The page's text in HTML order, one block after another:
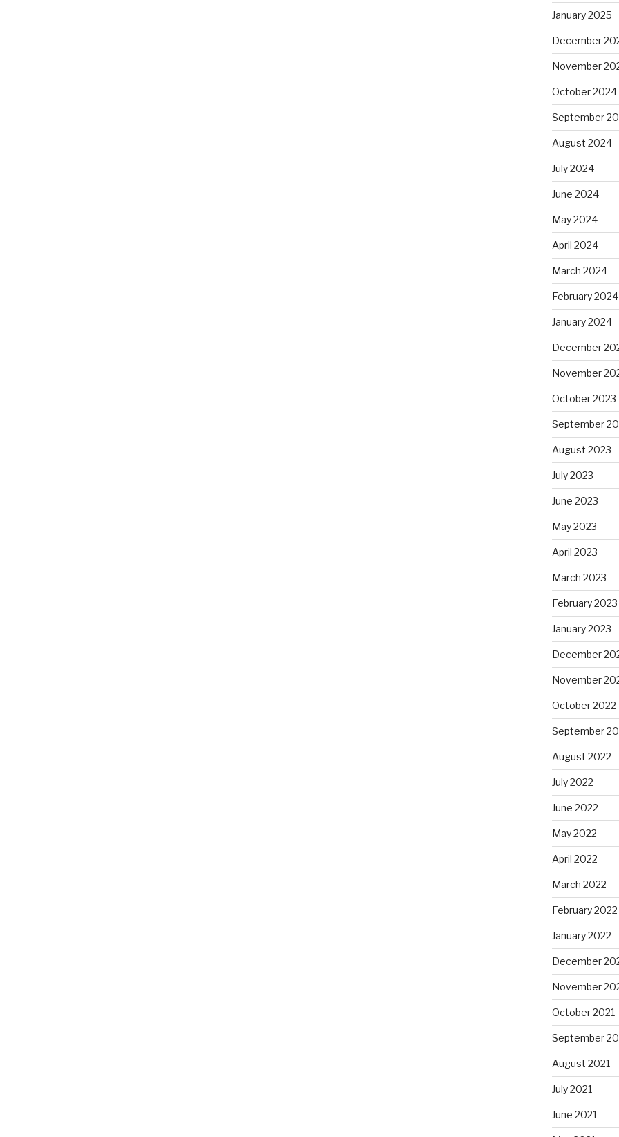
January 2025
December
November
October 2024
September
August 2024
July 2024
June 2024
May 2024
April 2024
March 2024
February 2024
January 2024
December
November
October 2023
September
August 2023
July 2023
June 2023
May 2023
April 2023
March 2023
February 2023
January 2023
December
November
October 2022
September
August 2022
July 2022
June 2022
May 2022
April 2022
March 2022
February 2022
January 2022
December
November
October 2021
September
August 2021
July 2021
June 2021